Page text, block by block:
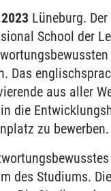
Universität
Universität
Karriere
Lüneburg.
School der
Das
aus aller
die
zu bewerben.
des Studiums.